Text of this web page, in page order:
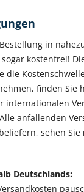
in
kostenfrei!
die
finden Sie
internationalen
anfallenden
sehen Sie
Deutschlands: